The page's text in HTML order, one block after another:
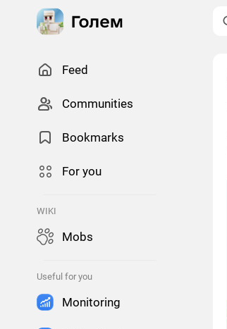
Feed
Сommunities
Bookmarks
For you
WIKI
Mobs
Useful for you
Monitoring